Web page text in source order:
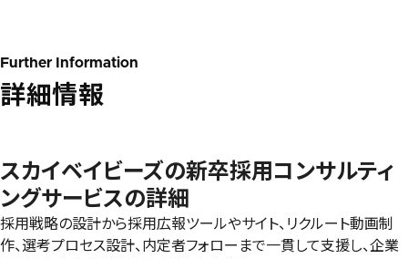
Further Information
詳細情報
スカイベイビーズの新卒採用コンサルティ
ングサービスの詳細
採用戦略の設計から採用広報ツールやサイト、リクルート動画制
作、選考プロセス設計、内定者フォローまで一貫して支援し、企業